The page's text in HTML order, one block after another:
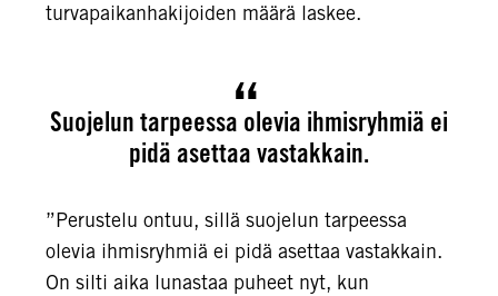
turvapaikanhakijoiden määrä laskee.
Suojelun tarpeessa olevia ihmisryhmiä ei
pidä asettaa vastakkain.
”Perustelu ontuu, sillä suojelun tarpeessa
olevia ihmisryhmiä ei pidä asettaa vastakkain.
On silti aika lunastaa puheet nyt, kun